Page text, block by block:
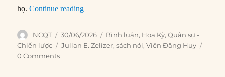
họ.Continue reading“Hậu quả của việc Mỹ bỏ chế độ nghĩa vụ
Author
NCQT
Posted
on
30/06/2026 Categories
Bình luận, Hoa Kỳ,Quân sự -
Chiến lược
Tags
Julian E. Zelizer,sách nói,Viên Đăng Huy
0 Comments